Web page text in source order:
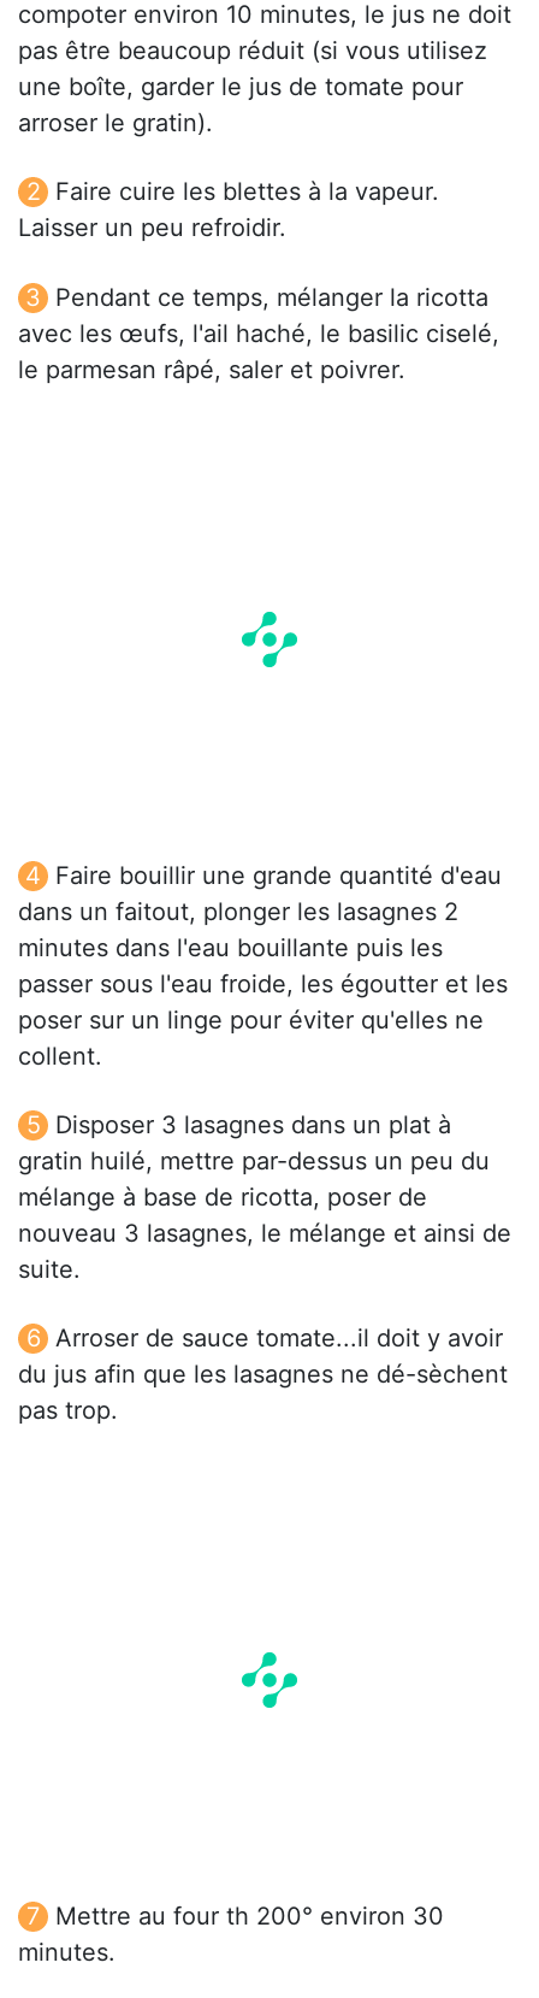
compoter environ 10 minutes, le jus ne doit
pas être beaucoup réduit (si vous utilisez
une boîte, garder le jus de tomate pour
arroser le gratin).
Faire cuire les blettes à la vapeur.
Laisser un peu refroidir.
Pendant ce temps, mélanger la ricotta
avec les œufs, l'ail haché, le basilic ciselé,
le parmesan râpé, saler et poivrer.
Faire bouillir une grande quantité d'eau
dans un faitout, plonger les lasagnes 2
minutes dans l'eau bouillante puis les
passer sous l'eau froide, les égoutter et les
poser sur un linge pour éviter qu'elles ne
collent.
Disposer 3 lasagnes dans un plat à
gratin huilé, mettre par-dessus un peu du
mélange à base de ricotta, poser de
nouveau 3 lasagnes, le mélange et ainsi de
suite.
Arroser de sauce tomate...il doit y avoir
du jus afin que les lasagnes ne dé-sèchent
pas trop.
Mettre au four th 200° environ 30
minutes.